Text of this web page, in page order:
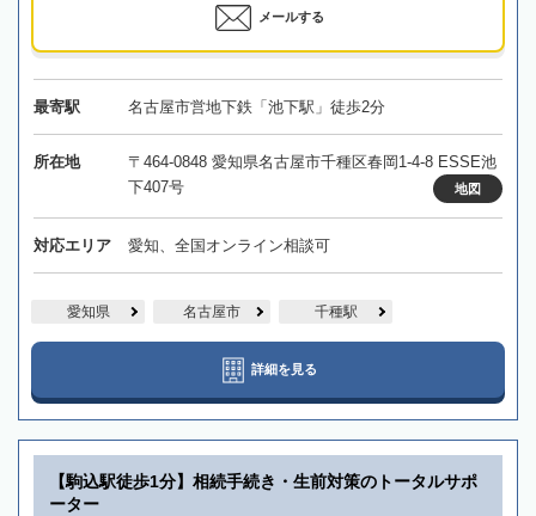
メールする
最寄駅 名古屋市営地下鉄「池下駅」徒歩2分
所在地
〒464-0848 愛知県名古屋市千種区春岡1-4-8 ESSE池
下407号
地図
対応エリア 愛知、全国オンライン相談可
愛知県 名古屋市 千種駅
詳細を見る
【駒込駅徒歩1分】相続手続き・生前対策のトータルサポ
ーター